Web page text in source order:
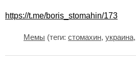
https://t.me/boris_stomahin/173
Мемы (теги: стомахин, украина,